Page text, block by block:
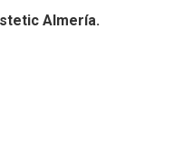
Almería.